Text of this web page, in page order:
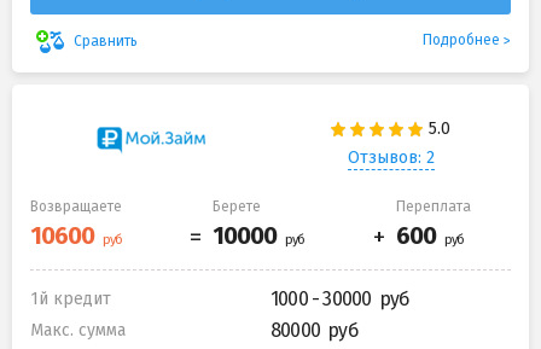
Сравнить Подробнее
Отзывов: 2
Возвращаете Берете Переплата
1й кредит 1000 - 30000
Макс. сумма 80000